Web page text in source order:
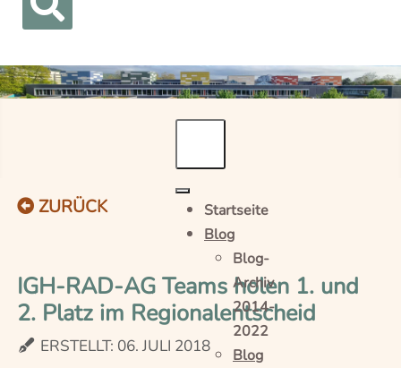
Startseite
Blog
Blog-
Archiv
2014-
2022
Blog
ZURÜCK
IGH-RAD-AG Teams holen 1. und
2. Platz im Regionalentscheid
ERSTELLT: 06. JULI 2018